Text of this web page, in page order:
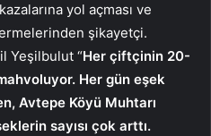
yol açması ve
şikayetçi.
Yeşilbulut “Her çiftçinin 20-
Her gün eşek
Avtepe Köyü Muhtarı
sayısı çok arttı.